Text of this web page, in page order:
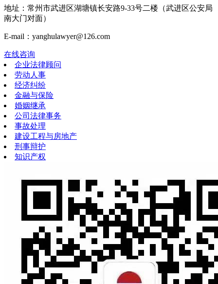
地址：常州市武进区湖塘镇长安路9-33号二楼（武进区公安局
南大门对面）
E-mail：yanghulawyer@126.com
在线咨询
企业法律顾问
劳动人事
经济纠纷
金融与保险
婚姻继承
公司法律事务
事故处理
建设工程与房地产
刑事辩护
知识产权